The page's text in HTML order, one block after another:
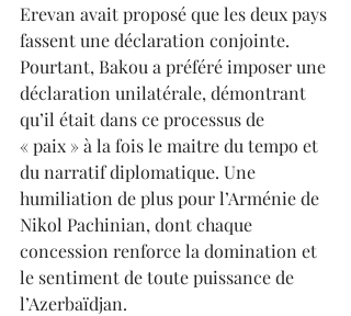
Erevan avait proposé que les deux pays
fassent une déclaration conjointe.
Pourtant, Bakou a préféré imposer une
déclaration unilatérale, démontrant
qu’il était dans ce processus de
« paix » à la fois le maitre du tempo et
du narratif diplomatique. Une
humiliation de plus pour l’Arménie de
Nikol Pachinian, dont chaque
concession renforce la domination et
le sentiment de toute puissance de
l’Azerbaïdjan.